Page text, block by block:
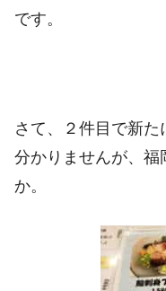
です。
さて、２件目で新
分かりませんが、福
か。